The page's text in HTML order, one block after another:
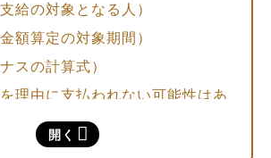
開く
給の対象となる人）
額算定の対象期間）
スの計算式）
理由に支払われない可能性はあ
中のボーナスが減額される2つの